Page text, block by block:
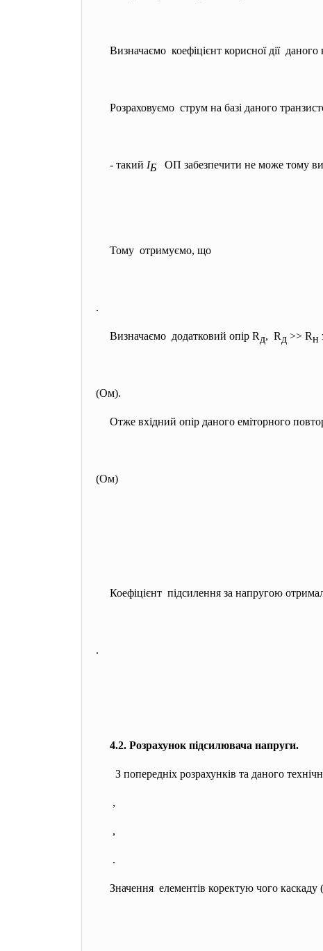
Визначаємо коефіцієнт корисної дії даного
Розраховуємо струм на базі даного
- такий ІБ ОП забезпечити не може тому
Тому отримуємо, що
.
Визначаємо додатковий опір Rд, Rд >> Rн
(Ом).
Отже вхідний опір даного еміторного
(Ом)
Коефіцієнт підсилення за напругою
.
4.2. Розрахунок підсилювача напруги.
З попередніх розрахунків та даного
,
,
.
Значення елементів коректую чого каскаду